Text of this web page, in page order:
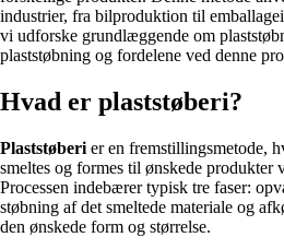
industrier, fra bilproduktion til
vi udforske grundlæggende om
plaststøbning og fordelene ved denne
Hvad er plaststøberi?
Plaststøberi er en fremstillingsmetode,
smeltes og formes til ønskede produkter
Processen indebærer typisk tre faser:
støbning af det smeltede materiale og
den ønskede form og størrelse.